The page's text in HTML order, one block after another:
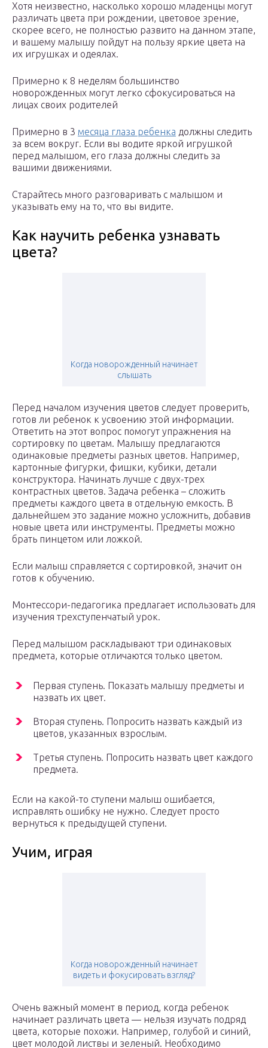
Хотя неизвестно, насколько хорошо младенцы могут
различать цвета при рождении, цветовое зрение,
скорее всего, не полностью развито на данном этапе,
и вашему малышу пойдут на пользу яркие цвета на
их игрушках и одеялах.
Примерно к 8 неделям большинство
новорожденных могут легко сфокусироваться на
лицах своих родителей
Примерно в 3 месяца глаза ребенка должны следить
за всем вокруг. Если вы водите яркой игрушкой
перед малышом, его глаза должны следить за
вашими движениями.
Старайтесь много разговаривать с малышом и
указывать ему на то, что вы видите.
Как научить ребенка узнавать
цвета?
Когда новорожденный начинает
слышать
Перед началом изучения цветов следует проверить,
готов ли ребенок к усвоению этой информации.
Ответить на этот вопрос помогут упражнения на
сортировку по цветам. Малышу предлагаются
одинаковые предметы разных цветов. Например,
картонные фигурки, фишки, кубики, детали
конструктора. Начинать лучше с двух-трех
контрастных цветов. Задача ребенка – сложить
предметы каждого цвета в отдельную емкость. В
дальнейшем это задание можно усложнить, добавив
новые цвета или инструменты. Предметы можно
брать пинцетом или ложкой.
Если малыш справляется с сортировкой, значит он
готов к обучению.
Монтессори-педагогика предлагает использовать для
изучения трехступенчатый урок.
Перед малышом раскладывают три одинаковых
предмета, которые отличаются только цветом.
Первая ступень. Показать малышу предметы и
назвать их цвет.
Вторая ступень. Попросить назвать каждый из
цветов, указанных взрослым.
Третья ступень. Попросить назвать цвет каждого
предмета.
Если на какой-то ступени малыш ошибается,
исправлять ошибку не нужно. Следует просто
вернуться к предыдущей ступени.
Учим, играя
Когда новорожденный начинает
видеть и фокусировать взгляд?
Очень важный момент в период, когда ребенок
начинает различать цвета — нельзя изучать подряд
цвета, которые похожи. Например, голубой и синий,
цвет молодой листвы и зеленый. Необходимо